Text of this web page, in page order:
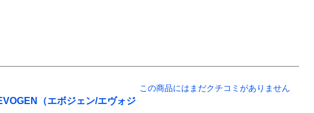
この商品にはまだクチコミがありません
（エボジェン/エヴォジ